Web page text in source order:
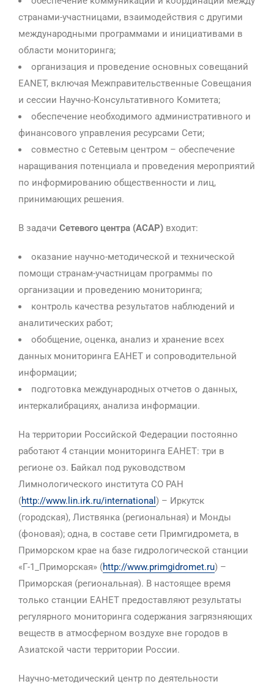
странами-участницами, взаимодействия с другими
международными программами и инициативами в
области мониторинга;
организация и проведение основных совещаний
EANET, включая Межправительственные Совещания
и сессии Научно-Консультативного Комитета;
обеспечение необходимого административного и
финансового управления ресурсами Сети;
совместно с Сетевым центром – обеспечение
наращивания потенциала и проведения мероприятий
по информированию общественности и лиц,
принимающих решения.
В задачи Сетевого центра (ACAP) входит:
оказание научно-методической и технической
помощи странам-участницам программы по
организации и проведению мониторинга;
контроль качества результатов наблюдений и
аналитических работ;
обобщение, оценка, анализ и хранение всех
данных мониторинга ЕАНЕТ и сопроводительной
информации;
подготовка международных отчетов о данных,
интеркалибрациях, анализа информации.
На территории Российской Федерации постоянно
работают 4 станции мониторинга EAHET: три в
регионе оз. Байкал под руководством
Лимнологического института СО РАН
(http://www.lin.irk.ru/international ) – Иркутск
(городская), Листвянка (региональная) и Монды
(фоновая); одна, в составе сети Примгидромета, в
Приморском крае на базе гидрологической станции
«Г-1_Приморская» (http://www.primgidromet.ru) –
Приморская (региональная). В настоящее время
только станции ЕАНЕТ предоставляют результаты
регулярного мониторинга содержания загрязняющих
веществ в атмосферном воздухе вне городов в
Азиатской части территории России.
Научно-методический центр по деятельности